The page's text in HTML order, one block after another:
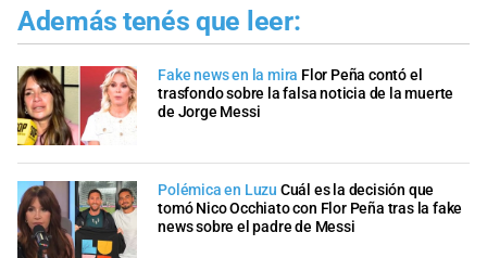
Además tenés que leer:
Fake news en la mira Flor Peña contó el
trasfondo sobre la falsa noticia de la muerte
de Jorge Messi
Polémica en Luzu Cuál es la decisión que
tomó Nico Occhiato con Flor Peña tras la fake
news sobre el padre de Messi